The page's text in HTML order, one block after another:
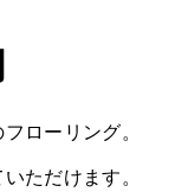
ローリング。
ただけます。